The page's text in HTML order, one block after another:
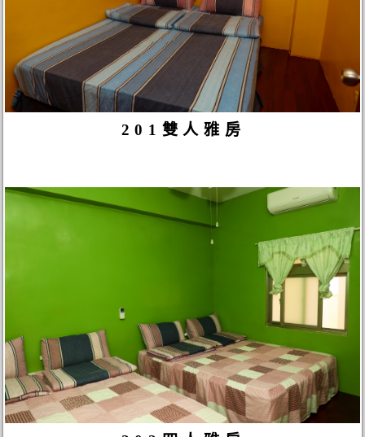
201雙人雅房